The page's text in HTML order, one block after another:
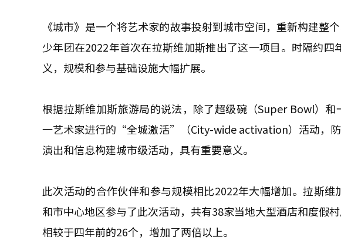
《城市》是一个将艺术家的故事投射到城市空间，重新构建整
少年团在2022年首次在拉斯维加斯推出了这一项目。时隔约
义，规模和参与基础设施大幅扩展。
根据拉斯维加斯旅游局的说法，除了超级碗（Super Bowl）
一艺术家进行的“全城激活”（City-wide activation）活动，
演出和信息构建城市级活动，具有重要意义。
此次活动的合作伙伴和参与规模相比2022年大幅增加。拉斯
和市中心地区参与了此次活动，共有38家当地大型酒店和度假
相较于四年前的26个，增加了两倍以上。